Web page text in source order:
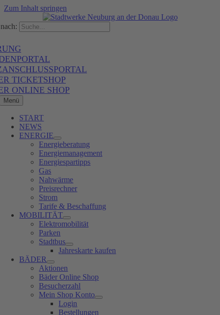
Zum Inhalt springen
TICKETSHOP
ONLINE SHOP
Menü
START
NEWS
ENERGIE
Energieberatung
Energiemanagement
Energiespartipps
Gas
Nahwärme
Preisrechner
Strom
Tarife & Beschaffung
MOBILITÄT
Elektromobilität
Parken
Stadtbus
Jahreskarte kaufen
BÄDER
Aktionen
Bäder Online Shop
Besucherzahl
Mein Shop Konto
Login
Bestellungen